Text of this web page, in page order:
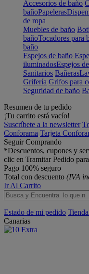
Accesorios de baño
bañoPapeleras
de ropa
Muebles de baño
bañoTocadores para
baño
Espejos de baño
iluminadosEspejos
Sanitarios Bañeras
Grifería Grifos para
Seguridad de baño
Resumen de tu pedido
¡Tu carrito está vacío!
Suscríbete a la newsletter
Conforama Tarjeta
Seguir Comprando
*Descuentos, cupones y
clic en Tramitar Pedido
Pago 100% seguro
Total con descuento (IVA
Ir Al Carrito
Estado de mi pedido
Canarias